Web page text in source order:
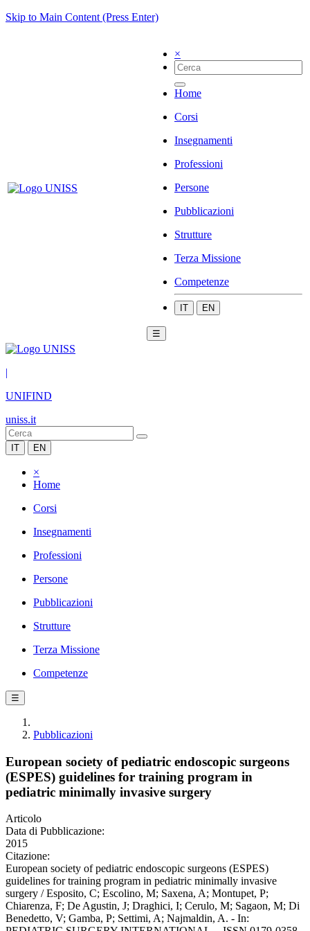
Skip to Main Content (Press Enter)
×
Home
Corsi
Insegnamenti
Professioni
Persone
Pubblicazioni
Strutture
Terza Missione
Competenze
IT EN
☰
|
UNIFIND
uniss.it
IT EN
×
Home
Corsi
Insegnamenti
Professioni
Persone
Pubblicazioni
Strutture
Terza Missione
Competenze
☰
Pubblicazioni
European society of pediatric endoscopic surgeons
(ESPES) guidelines for training program in
pediatric minimally invasive surgery
Articolo
Data di Pubblicazione:
2015
Citazione:
European society of pediatric endoscopic surgeons (ESPES)
guidelines for training program in pediatric minimally invasive
surgery / Esposito, C; Escolino, M; Saxena, A; Montupet, P;
Chiarenza, F; De Agustin, J; Draghici, I; Cerulo, M; Sagaon, M; Di
Benedetto, V; Gamba, P; Settimi, A; Najmaldin, A. - In: